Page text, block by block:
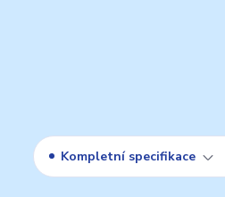
Kompletní specifikace